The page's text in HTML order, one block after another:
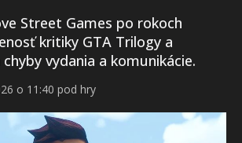
Street Games po rokoch
kritiky GTA Trilogy a
vydania a komunikácie.
o 11:40 pod hry